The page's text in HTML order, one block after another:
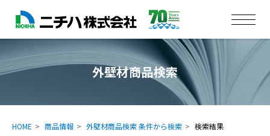
外壁材商品検索
HOME 商品情報 外壁材商品検索 条件から検索 検索結果